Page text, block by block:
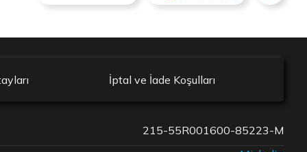
İptal ve İade Koşulları
215-55R001600-85223-M